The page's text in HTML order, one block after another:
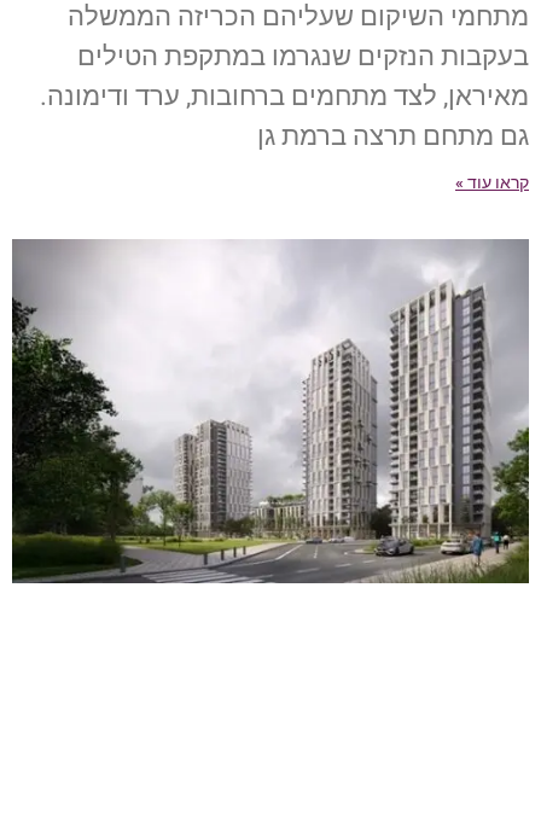
מתחמי השיקום שעליהם הכריזה הממשלה
בעקבות הנזקים שנגרמו במתקפת הטילים
מאיראן, לצד מתחמים ברחובות, ערד ודימונה.
גם מתחם תרצה ברמת גן
קראו עוד »